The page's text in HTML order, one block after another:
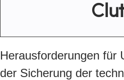
Herausforderungen für
der Sicherung der